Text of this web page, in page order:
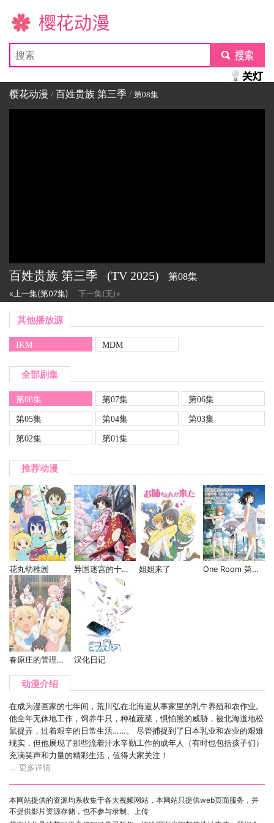
樱花动漫
submit
樱花动漫 /百姓贵族 第三季 / 第08集
百姓贵族 第三季 (TV 2025) 第08集
«上一集(第07集) 下一集(无)»
其他播放源
IKM MDM
全部剧集
第08集 第07集
第06集
第05集
第04集
第03集
第02集
第01集
推荐动漫
花丸幼稚园 异国迷宫的十字路口 姐姐来了 One Room 第二季
春原庄的管理人小姐 汉化日记
动漫介绍
在成为漫画家的七年间，荒川弘在北海道从事家里的乳牛养殖和农作业。
他全年无休地工作，饲养牛只，种植蔬菜，惧怕熊的威胁，被北海道地松
鼠捉弄，过着艰辛的日常生活……。 尽管捕捉到了日本乳业和农业的艰难
现实，但他展现了那些流着汗水辛勤工作的成年人（有时也包括孩子们）
充满笑声和力量的精彩生活，值得大家关注！
... 更多详情
本网站提供的资源均系收集于各大视频网站，本网站只提供web页面服务，并
不提供影片资源存储，也不参与录制、上传